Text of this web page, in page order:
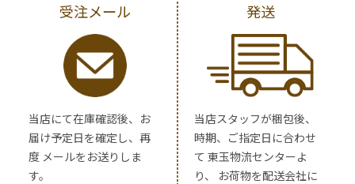
受注メール
当店にて在庫確認後、お
届け予定日を確定し、再
度 メールをお送りしま
す。
発送
当店スタッフが梱包後、
時期、ご指定日に合わせ
て 東玉物流センターよ
り、 お荷物を配送会社に